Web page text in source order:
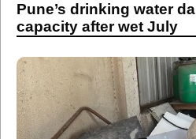
Pune’s drinking water
capacity after wet July